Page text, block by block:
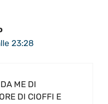
23:28
ME DI
DI CIOFFI E